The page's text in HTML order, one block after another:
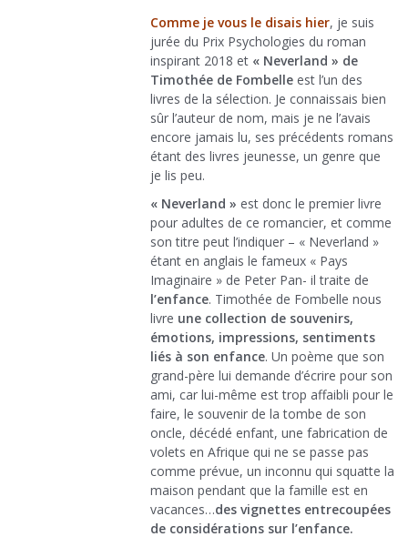
Comme je vous le disais hier, je suis
jurée du Prix Psychologies du roman
inspirant 2018 et « Neverland » de
Timothée de Fombelle est l’un des
livres de la sélection. Je connaissais bien
sûr l’auteur de nom, mais je ne l’avais
encore jamais lu, ses précédents romans
étant des livres jeunesse, un genre que
je lis peu.
« Neverland » est donc le premier livre
pour adultes de ce romancier, et comme
son titre peut l’indiquer – « Neverland »
étant en anglais le fameux « Pays
Imaginaire » de Peter Pan- il traite de
l’enfance. Timothée de Fombelle nous
livre une collection de souvenirs,
émotions, impressions, sentiments
liés à son enfance. Un poème que son
grand-père lui demande d’écrire pour son
ami, car lui-même est trop affaibli pour le
faire, le souvenir de la tombe de son
oncle, décédé enfant, une fabrication de
volets en Afrique qui ne se passe pas
comme prévue, un inconnu qui squatte la
maison pendant que la famille est en
vacances…des vignettes entrecoupées
de considérations sur l’enfance.